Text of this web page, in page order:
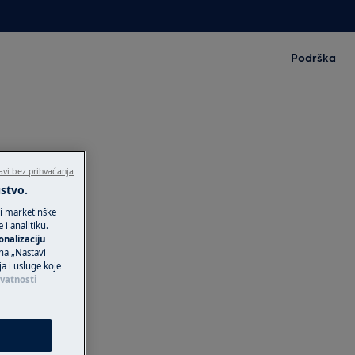
Podrška
marketinške
i analitiku.
„Nastavi
i usluge koje
bez prihvaćanja